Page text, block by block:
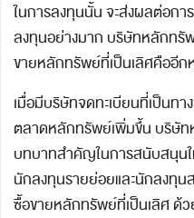
ในการลงทุนนั้น จะส่งผลต่อก
ลงทุนอย่างมาก บริษัทหลักทรั
ขายหลักทรัพย์ที่เป็นเลิศคืออีก
เมื่อมีบริษัทจดทะเบียนที่เป็นทา
ตลาดหลักทรัพย์เพิ่มขึ้น บริษั
บทบาทสำคัญในการสนับสนุน
นักลงทุนรายย่อยและนักลงทุ
ซื้อขายหลักทรัพย์ที่เป็นเลิศ ด้